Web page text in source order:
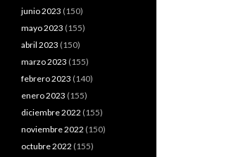
junio 2023 (150)
mayo 2023 (155)
abril 2023 (150)
marzo 2023 (155)
febrero 2023 (140)
enero 2023 (155)
diciembre 2022 (155)
noviembre 2022 (150)
octubre 2022 (155)